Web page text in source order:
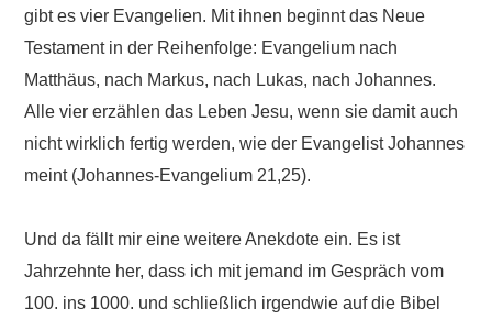
gibt es vier Evangelien. Mit ihnen beginnt das Neue
Testament in der Reihenfolge: Evangelium nach
Matthäus, nach Markus, nach Lukas, nach Johannes.
Alle vier erzählen das Leben Jesu, wenn sie damit auch
nicht wirklich fertig werden, wie der Evangelist Johannes
meint (Johannes-Evangelium 21,25).
Und da fällt mir eine weitere Anekdote ein. Es ist
Jahrzehnte her, dass ich mit jemand im Gespräch vom
100. ins 1000. und schließlich irgendwie auf die Bibel